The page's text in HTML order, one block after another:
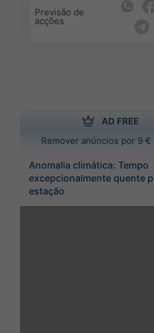
Previsão de
acções
AD FREE
Remover anúncios por 9 €
Anomalia climática: Tempo
excepcionalmente quente
estação